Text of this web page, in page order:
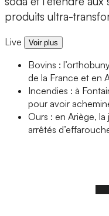
produits ultra-
Live Voir plus
Bovins :
de la France et en
Incendies : à
pour avoir
Ours : en Ariège,
arrêtés